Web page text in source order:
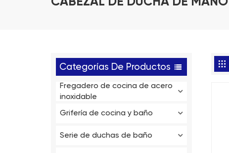
Categorías De Productos
Fregadero de cocina de acero
inoxidable
Grifería de cocina y baño
Serie de duchas de baño